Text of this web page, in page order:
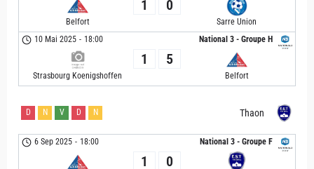
Belfort
1 0
Sarre Union
National 3 - Groupe H
10 Mai 2025 - 18:00
Strasbourg Koenigshoffen
1 5
Belfort
Thaon
D N V D N
National 3 - Groupe F
6 Sep 2025 - 18:00
1 0